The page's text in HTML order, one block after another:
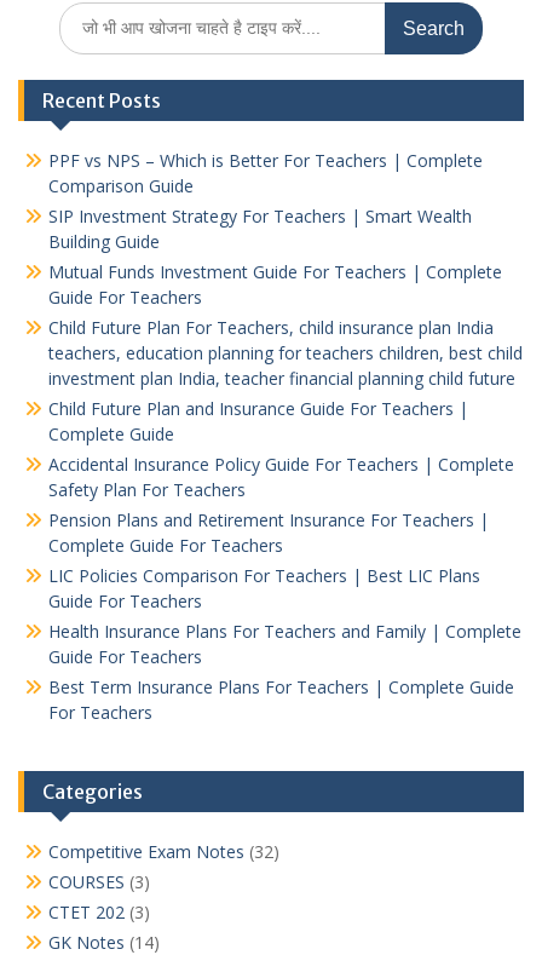
Search
for:
Recent Posts
PPF vs NPS – Which is Better For Teachers | Complete
Comparison Guide
SIP Investment Strategy For Teachers | Smart Wealth
Building Guide
Mutual Funds Investment Guide For Teachers | Complete
Guide For Teachers
Child Future Plan For Teachers, child insurance plan India
teachers, education planning for teachers children, best child
investment plan India, teacher financial planning child future
Child Future Plan and Insurance Guide For Teachers |
Complete Guide
Accidental Insurance Policy Guide For Teachers | Complete
Safety Plan For Teachers
Pension Plans and Retirement Insurance For Teachers |
Complete Guide For Teachers
LIC Policies Comparison For Teachers | Best LIC Plans
Guide For Teachers
Health Insurance Plans For Teachers and Family | Complete
Guide For Teachers
Best Term Insurance Plans For Teachers | Complete Guide
For Teachers
Categories
Competitive Exam Notes (32)
COURSES (3)
CTET 202 (3)
GK Notes (14)